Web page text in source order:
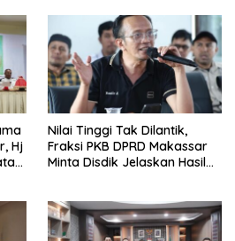
Hj
Nilai Tinggi Tak Dilantik,
Fraksi PKB DPRD Makassar
Minta Disdik Jelaskan Hasil